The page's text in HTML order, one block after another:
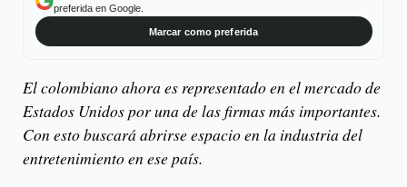
preferida en Google.
Marcar como preferida
El colombiano ahora es representado en el mercado de
Estados Unidos por una de las firmas más importantes.
Con esto buscará abrirse espacio en la industria del
entretenimiento en ese país.